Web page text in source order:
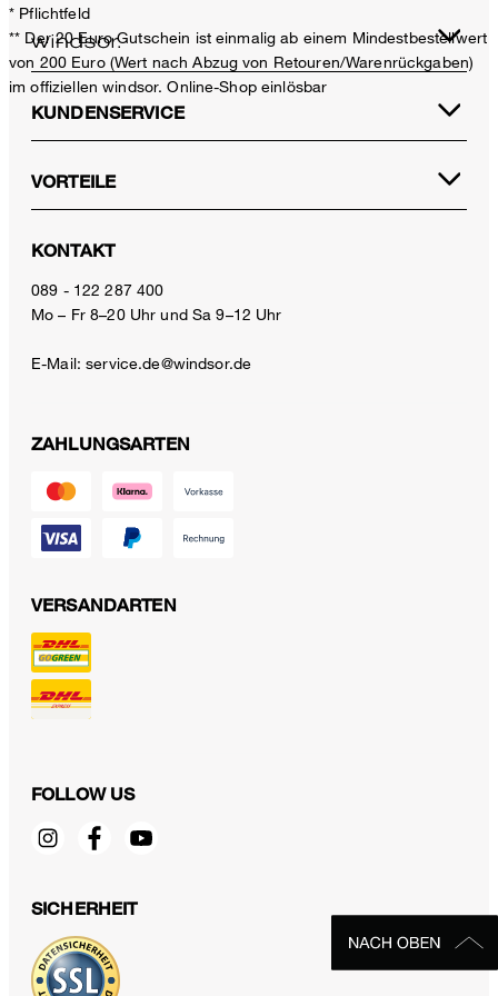
* Pflichtfeld
** Der 20 Euro Gutschein ist einmalig ab einem Mindestbestellwert
von 200 Euro (Wert nach Abzug von Retouren/Warenrückgaben)
im offiziellen windsor. Online-Shop einlösbar
KUNDENSERVICE
VORTEILE
KONTAKT
089 - 122 287 400
Mo – Fr 8–20 Uhr und Sa 9–12 Uhr
E-Mail:service.de@windsor.de
ZAHLUNGSARTEN
VERSANDARTEN
FOLLOW US
SICHERHEIT